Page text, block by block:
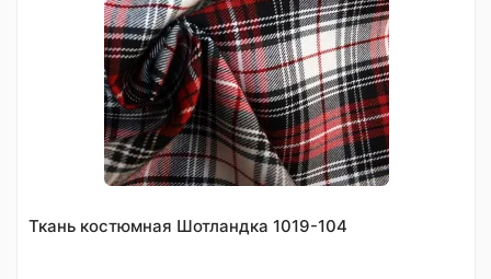
Ткань костюмная Шотландка 1019-104